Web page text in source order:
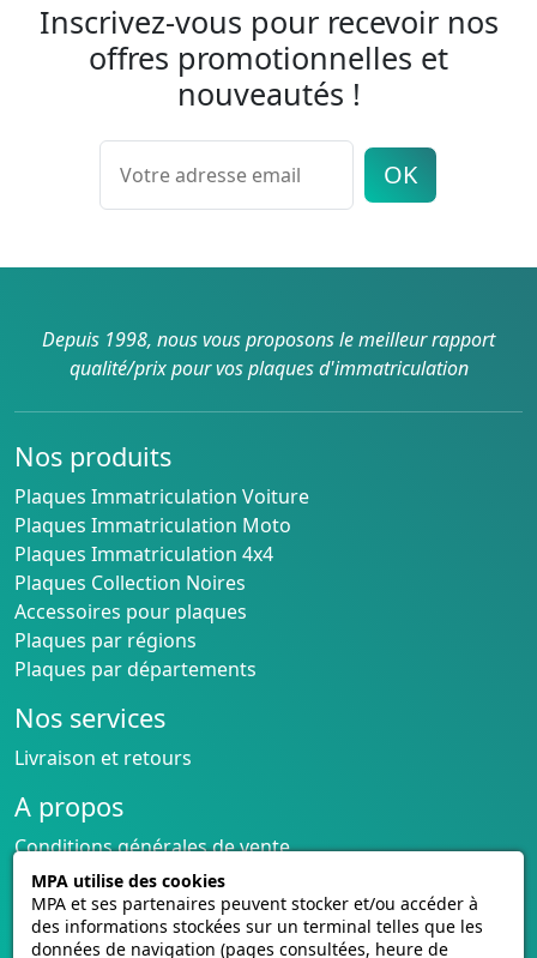
Inscrivez-vous pour recevoir nos
offres promotionnelles et
nouveautés !
OK
Depuis 1998, nous vous proposons le meilleur rapport
qualité/prix pour vos plaques d'immatriculation
Nos produits
Plaques Immatriculation Voiture
Plaques Immatriculation Moto
Plaques Immatriculation 4x4
Plaques Collection Noires
Accessoires pour plaques
Plaques par régions
Plaques par départements
Nos services
Livraison et retours
A propos
Conditions générales de vente
CGU cagnotte
Politique de cookies
Homologation des plaques
MPA utilise des cookies
MPA et ses partenaires peuvent stocker et/ou accéder à
des informations stockées sur un terminal telles que les
données de navigation (pages consultées, heure de